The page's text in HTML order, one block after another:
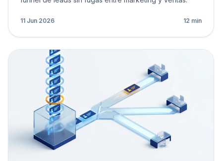
11 Jun 2026 12 min